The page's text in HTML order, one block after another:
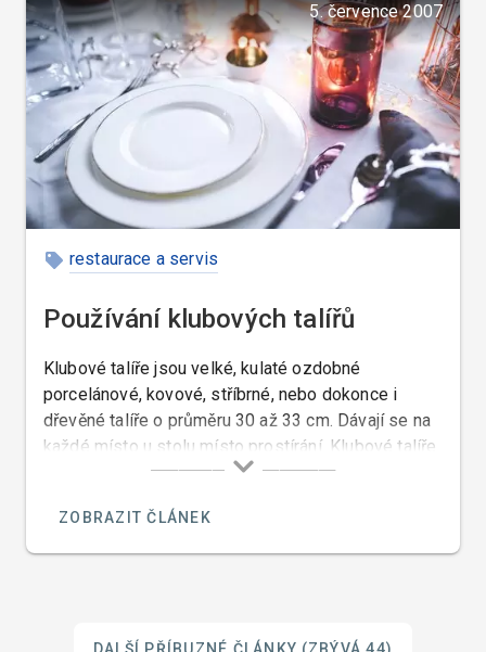
5. července 2007
restaurace a servis
Používání klubových talířů
Klubové talíře jsou velké, kulaté ozdobné
porcelánové, kovové, stříbrné, nebo dokonce i
dřevěné talíře o průměru 30 až 33 cm. Dávají se na
každé místo u stolu místo prostírání. Klubové talíře
pocházejí z anglického base plates nebo service
(německy) anebo také Assiette de présentation
(francouzsky).
ZOBRAZIT ČLÁNEK